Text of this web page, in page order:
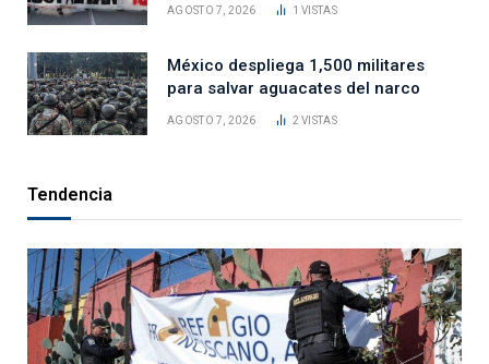
AGOSTO 7, 2026 1VISTAS
México despliega 1,500 militares
para salvar aguacates del narco
AGOSTO 7, 2026 2VISTAS
Tendencia